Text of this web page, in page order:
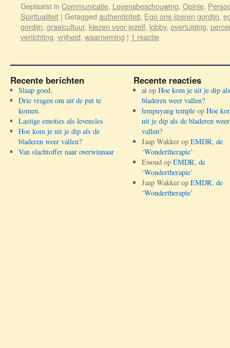
Geplaatst in Communicatie, Levensbeschouwing, Opinie,
Spiritualiteit | Getagged authenticiteit, Ego ons ijzeren gordijn,
gordijn, graaicultuur, kiezen voor jezelf, lobby, overtuiging,
verlichting, vrijheid, waarneming | 1 reactie
Recente berichten
Slaap goed.
Drie vragen om uit de put te
komen.
Lastige emoties als levensles
Hoe kom je uit je dip als de
bladeren weer vallen?
Van slachtoffer naar overwinnaar
Recente reacties
aiop Hoe kom je uit je dip
bladeren weer vallen?
lempuyang templeop Hoe
uit je dip als de bladeren weer
vallen?
Jaap Wakkerop EMDR, de
‘Wondertherapie’
Ewoudop EMDR, de
‘Wondertherapie’
Jaap Wakkerop EMDR, de
‘Wondertherapie’